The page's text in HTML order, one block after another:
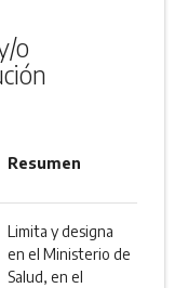
o
Resumen
Limita y designa
en el Ministerio de
Salud, en el